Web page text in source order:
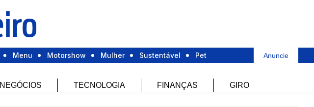
Menu Motorshow Mulher Sustentável Pet Anuncie
NEGÓCIOS TECNOLOGIA FINANÇAS GIRO